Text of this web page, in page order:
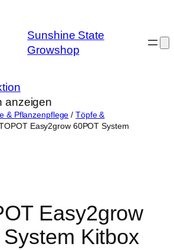
Sunshine State
Growshop
anzeigen
& Pflanzenpflege /Töpfe &
Easy2grow 60POT System
Easy2grow
Kitbox